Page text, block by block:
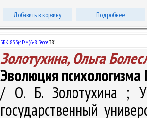
Добавить в корзину Подробнее
ББК 83.3(4Гем)6-8 Гессе З81
Золотухина, Ольга
Эволюция психологизма
/ О. Б. Золотухина ;
государственный